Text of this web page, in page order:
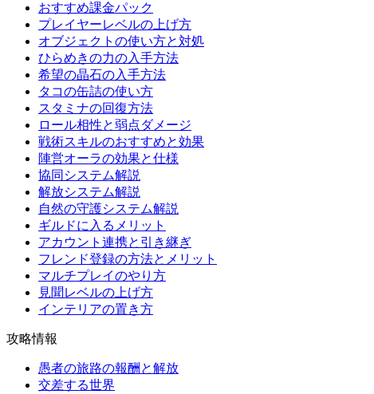
おすすめ課金パック
プレイヤーレベルの上げ方
オブジェクトの使い方と対処
ひらめきの力の入手方法
希望の晶石の入手方法
タコの缶詰の使い方
スタミナの回復方法
ロール相性と弱点ダメージ
戦術スキルのおすすめと効果
陣営オーラの効果と仕様
協同システム解説
解放システム解説
自然の守護システム解説
ギルドに入るメリット
アカウント連携と引き継ぎ
フレンド登録の方法とメリット
マルチプレイのやり方
見聞レベルの上げ方
インテリアの置き方
攻略情報
愚者の旅路の報酬と解放
交差する世界